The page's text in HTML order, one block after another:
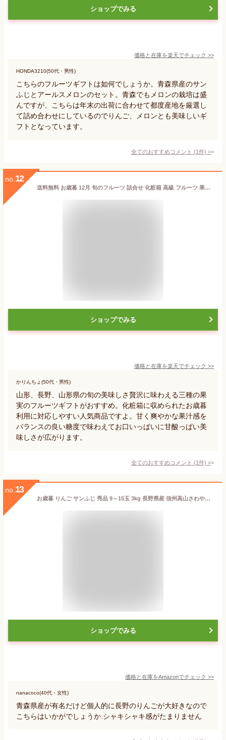
ショップでみる
価格と在庫を楽天でチェック >>
HONDA3210(50代・男性)
こちらのフルーツギフトは如何でしょうか。青森県産のサン
ふじとアールスメロンのセット。青森でもメロンの栽培は盛
んですが、こちらは年末の出荷に合わせて都度産地を厳選し
て詰め合わせにしているのでりんご、メロンとも美味しいギ
フトとなっています。
全てのおすすめコメント (1件) >
no. 12
送料無料 お歳暮 12月 旬のフルーツ 詰合せ 化粧箱 高級 フルーツ 果物 ギフト 自家用 プレゼント 有田みかん サンふじ りんご ラフランス 御歳暮 お供え お見舞い 御礼 お祝い 内祝い 贈り物
ショップでみる
価格と在庫を楽天でチェック >>
かりんちょ(50代・男性)
山形、長野、山形県の旬の美味しさ贅沢に味わえる三種の果
実のフルーツギフトがおすすめ。化粧箱に収められたお歳暮
利用に対応しやすい人気商品ですよ。甘く爽やかな果汁感を
バランスの良い糖度で味わえてお口いっぱいに甘酸っぱい美
味しさが広がります。
全てのおすすめコメント (1件) >
no. 13
お歳暮 りんご サンふじ 秀品 9～15玉 3kg 長野県産 信州高山さわやかりんご 林檎 リンゴ
ショップでみる
価格と在庫をAmazonでチェック >>
nanacoco(40代・女性)
青森県産が有名だけど個人的に長野のりんごが大好きなので
こちらはいかがでしょうか.シャキシャキ感がたまりません